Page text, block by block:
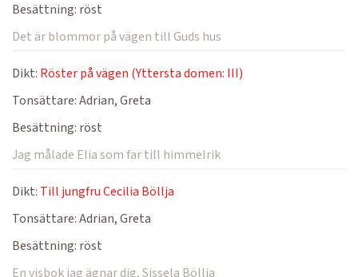
Besättning: röst
Det är blommor på vägen till Guds hus
Dikt: Röster på vägen (Yttersta domen: III)
Tonsättare:Adrian, Greta
Besättning: röst
Jag målade Elia som far till himmelrik
Dikt: Till jungfru Cecilia Böllja
Tonsättare:Adrian, Greta
Besättning: röst
En visbok jag ägnar dig, Sissela Böllja